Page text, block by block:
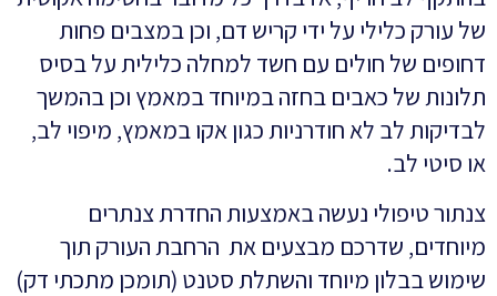
של עורק כלילי על ידי קריש דם, וכן במצבים פחות
דחופים של חולים עם חשד למחלה כלילית על בסיס
תלונות של כאבים בחזה במיוחד במאמץ וכן בהמשך
לבדיקות לב לא חודרניות כגון אקו במאמץ, מיפוי לב,
או סיטי לב.
צנתור טיפולי נעשה באמצעות החדרת צנתרים
מיוחדים, שדרכם מבצעים את הרחבת העורק תוך
שימוש בבלון מיוחד והשתלת סטנט (תומכן מתכתי דק)